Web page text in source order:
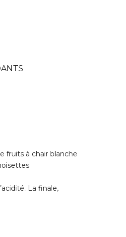
fruits à chair blanche
La finale,